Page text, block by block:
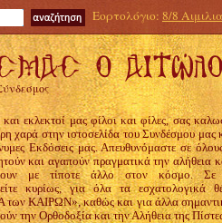
Εορτολόγιο: 8/8
εκλεκτοί μας φίλοι και φίλες, σας
χαρά στην ιστοσελίδα του Συνδέσμου μας
Εκδόσεις μας. Απευθυνόμαστε σε
και αγαπούν πραγματικά την αλήθεια
με τίποτε άλλο στον κόσμο.
κυρίως, για όλα τα εσχατολογικά
ΚΑΙΡΩΝ», καθώς και για άλλα
την Ορθοδοξία και την Αλήθεια της